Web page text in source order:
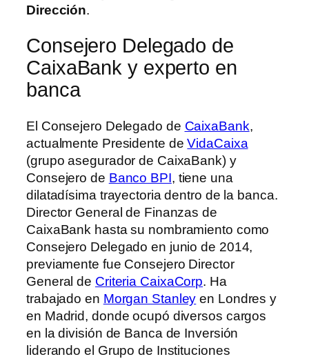
Dirección.
Consejero Delegado de
CaixaBank y experto en
banca
El Consejero Delegado de CaixaBank,
actualmente Presidente deVidaCaixa
(grupo asegurador de CaixaBank) y
Consejero de Banco BPI, tiene una
dilatadísima trayectoria dentro de la banca.
Director General de Finanzas de
CaixaBank hasta su nombramiento como
Consejero Delegado en junio de 2014,
previamente fue Consejero Director
General de Criteria CaixaCorp. Ha
trabajado en Morgan Stanley en Londres y
en Madrid, donde ocupó diversos cargos
en la división de Banca de Inversión
liderando el Grupo de Instituciones